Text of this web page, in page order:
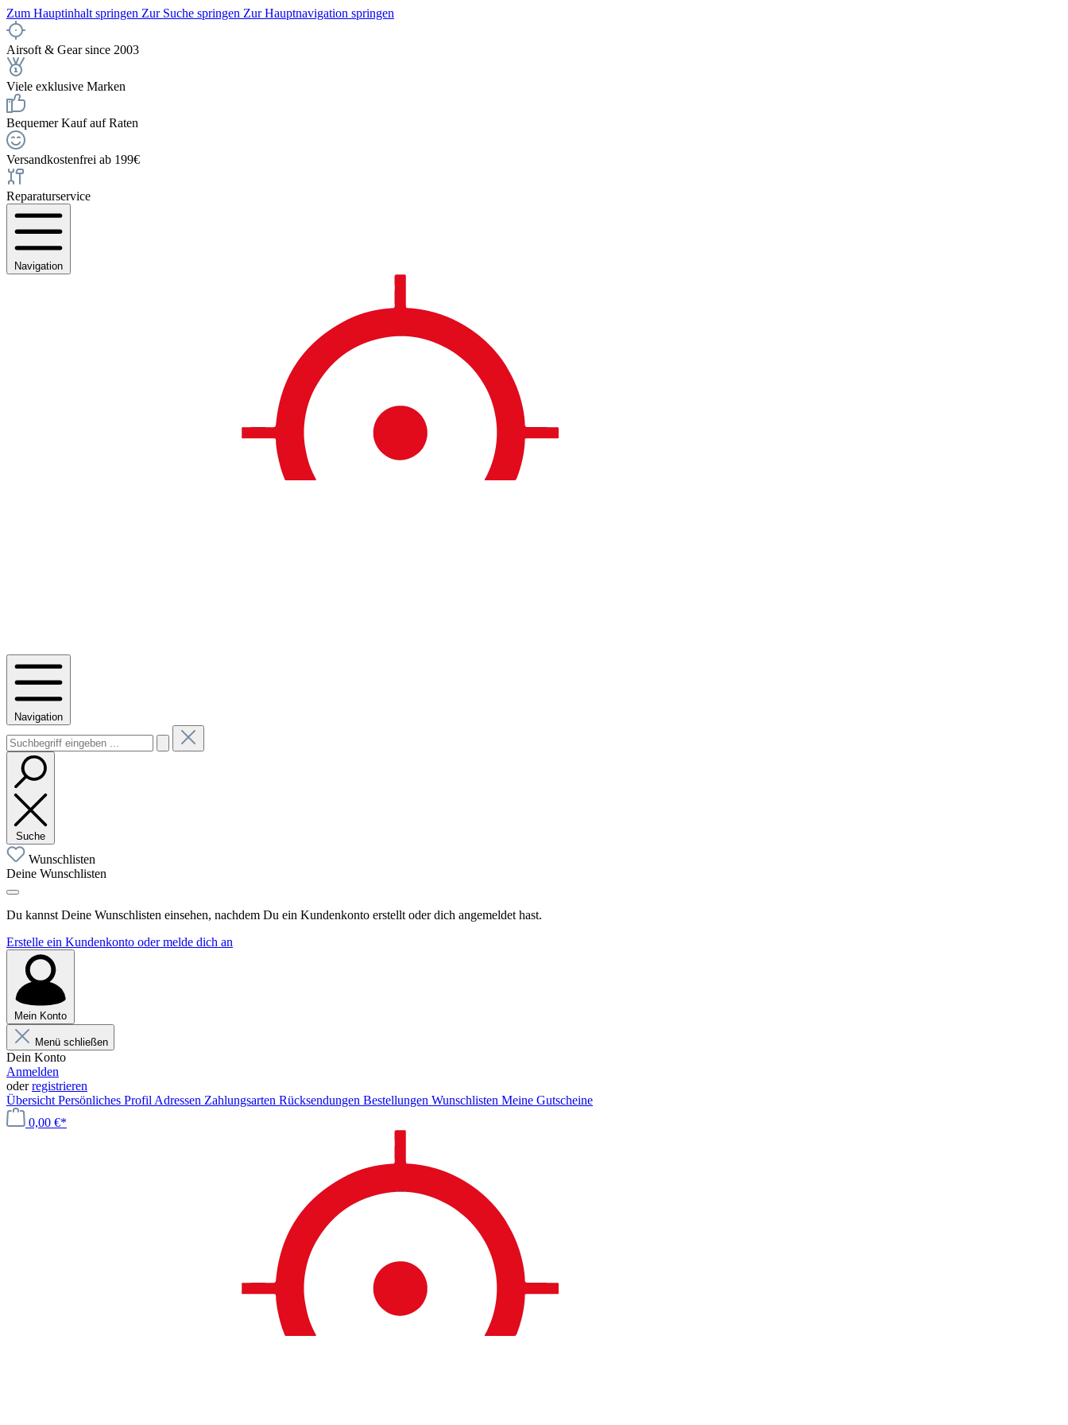
Zum Hauptinhalt springen Zur Suche springen Zur Hauptnavigation springen
Airsoft & Gear since 2003
Viele exklusive Marken
Bequemer Kauf auf Raten
Versandkostenfrei ab 199€
Reparaturservice
Navigation
Navigation
Suche
Wunschlisten
Deine Wunschlisten
Du kannst Deine Wunschlisten einsehen, nachdem Du ein Kundenkonto erstellt oder dich angemeldet hast.
Erstelle ein Kundenkonto oder melde dich an
Mein Konto
Menü schließen
Dein Konto
Anmelden
oderregistrieren
Übersicht Persönliches Profil Adressen Zahlungsarten Rücksendungen Bestellungen Wunschlisten Meine Gutscheine
0,00 €*